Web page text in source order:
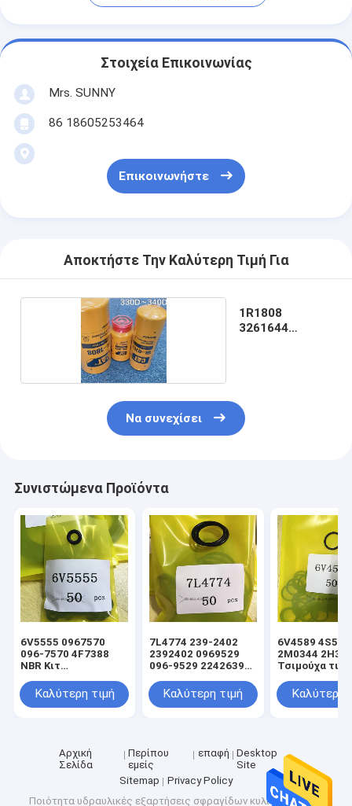
Στοιχεία Επικοινωνίας
Mrs. SUNNY
86 18605253464
Επικοινωνήστε
Αποκτήστε Την Καλύτερη Τιμή Για
1R1808
3261644
Να συνεχίσει
Συνιστώμενα Προϊόντα
6V5555 0967570
096-7570 4F7388
NBR Κιτ
υδραυλικού
κυλίνδρου φορτωτή
Καλύτερη τιμή
7L4774 239-2402
2392402 0969529
096-9529 2242639
στεγανοποίησης
υδραυλικού
Καλύτερη τιμή
6V4589
2M0344
Τσιμούχα
κυλίνδρου
ανύψωσης
Καλύτερη
Αρχική
Σελίδα
Περίπου
εμείς
επαφή
Desktop
Site
Sitemap
Privacy Policy
Ποιότητα υδραυλικές εξαρτήσεις σφραγίδων κυλίνδρωνΚίνα